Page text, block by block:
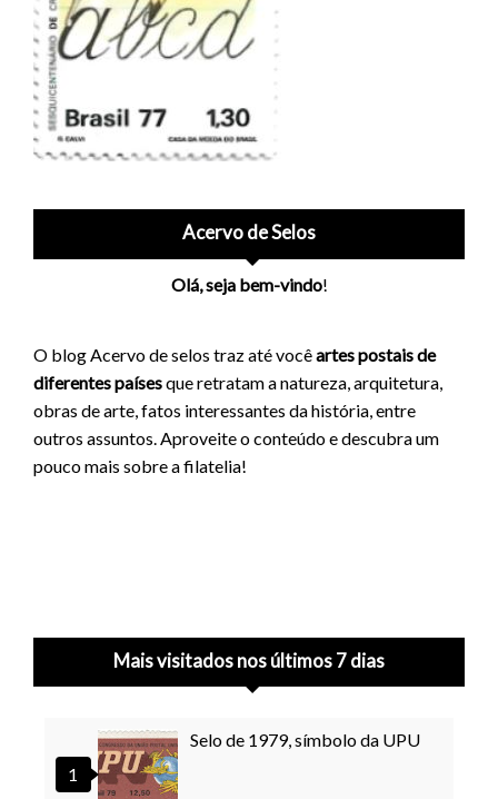
Acervo de Selos
Olá, seja bem-vindo!
O blog Acervo de selos traz até vocêartes postais de
diferentes paísesque retratam a natureza, arquitetura,
obras de arte, fatos interessantes da história, entre
outros assuntos. Aproveite o conteúdo e descubra um
pouco mais sobre a filatelia!
Mais visitados nos últimos 7 dias
Selo de 1979, símbolo da UPU